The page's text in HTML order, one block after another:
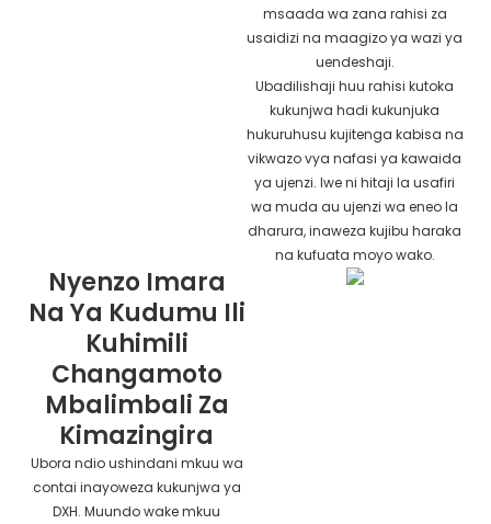
msaada wa zana rahisi za
usaidizi na maagizo ya wazi ya
uendeshaji.
Ubadilishaji huu rahisi kutoka
kukunjwa hadi kukunjuka
hukuruhusu kujitenga kabisa na
vikwazo vya nafasi ya kawaida
ya ujenzi. Iwe ni hitaji la usafiri
wa muda au ujenzi wa eneo la
dharura, inaweza kujibu haraka
na kufuata moyo wako.
Nyenzo Imara
Na Ya Kudumu Ili
Kuhimili
Changamoto
Mbalimbali Za
Kimazingira
Ubora ndio ushindani mkuu wa
contai inayoweza kukunjwa ya
DXH. Muundo wake mkuu